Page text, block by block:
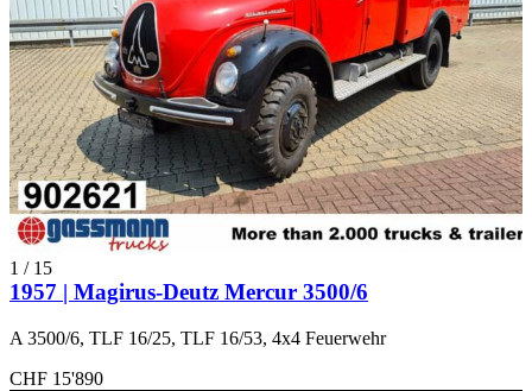
1 / 15
1957 | Magirus-Deutz Mercur 3500/6
A 3500/6, TLF 16/25, TLF 16/53, 4x4 Feuerwehr
CHF 15'890